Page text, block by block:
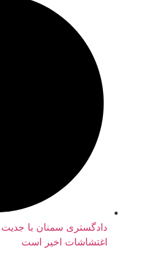
سمنان با جدیت دنبال
اخیر است